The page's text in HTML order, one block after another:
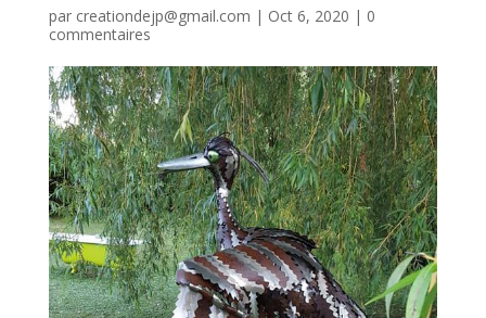
par creationdejp@gmail.com | Oct 6, 2020 | 0
commentaires